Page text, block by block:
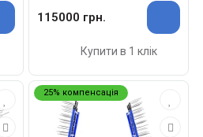
115000 грн.
Купити в 1 клік
25% компенсація